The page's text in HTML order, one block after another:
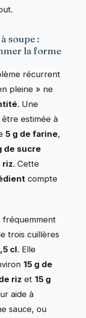
soupe :
la forme
récurrent
pleine » ne
. Une
estimée à
5 g de farine,
de sucre
riz. Cette
compte
fréquemment
trois cuillères
cl. Elle
15 g de
riz et 15 g
aide à
sauce, ou